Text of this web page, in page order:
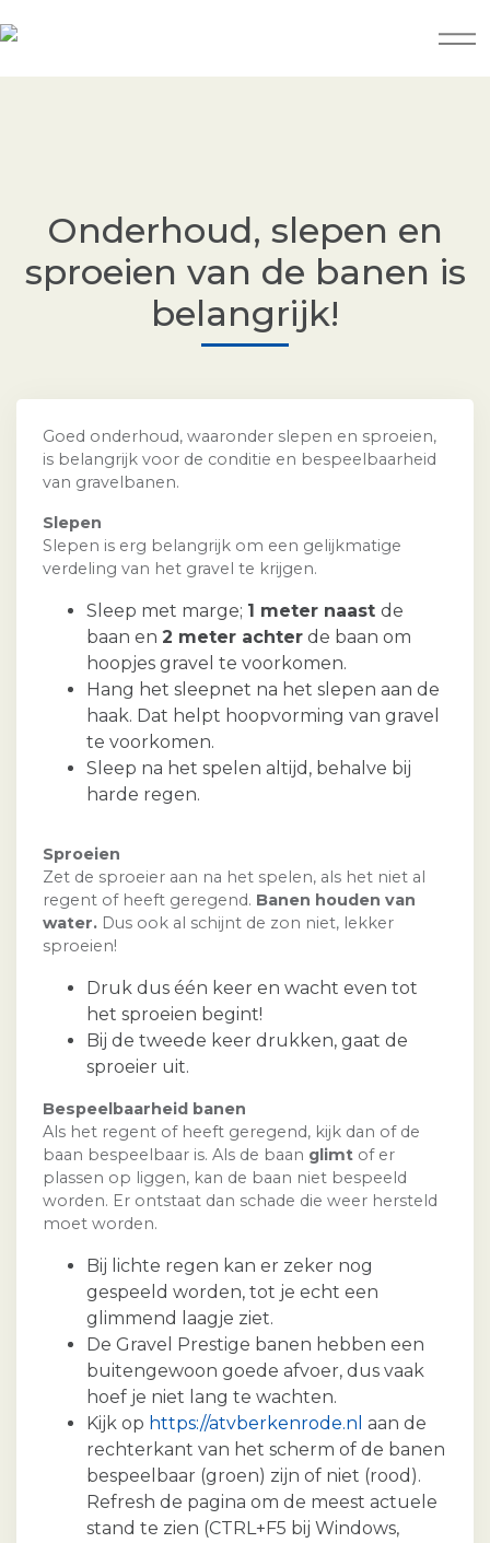
Onderhoud, slepen en
sproeien van de banen is
belangrijk!
Goed onderhoud, waaronder slepen en sproeien,
is belangrijk voor de conditie en bespeelbaarheid
van gravelbanen.
Slepen
Slepen is erg belangrijk om een gelijkmatige
verdeling van het gravel te krijgen.
Sleep met marge; 1 meter naast de
baan en 2 meter achter de baan om
hoopjes gravel te voorkomen.
Hang het sleepnet na het slepen aan de
haak. Dat helpt hoopvorming van gravel
te voorkomen.
Sleep na het spelen altijd, behalve bij
harde regen.
Sproeien
Zet de sproeier aan na het spelen, als het niet al
regent of heeft geregend. Banen houden van
water. Dus ook al schijnt de zon niet, lekker
sproeien!
Druk dus één keer en wacht even tot
het sproeien begint!
Bij de tweede keer drukken, gaat de
sproeier uit.
Bespeelbaarheid banen
Als het regent of heeft geregend, kijk dan of de
baan bespeelbaar is. Als de baan glimt of er
plassen op liggen, kan de baan niet bespeeld
worden. Er ontstaat dan schade die weer hersteld
moet worden.
Bij lichte regen kan er zeker nog
gespeeld worden, tot je echt een
glimmend laagje ziet.
De Gravel Prestige banen hebben een
buitengewoon goede afvoer, dus vaak
hoef je niet lang te wachten.
Kijk op https://atvberkenrode.nl aan de
rechterkant van het scherm of de banen
bespeelbaar (groen) zijn of niet (rood).
Refresh de pagina om de meest actuele
stand te zien (CTRL+F5 bij Windows,